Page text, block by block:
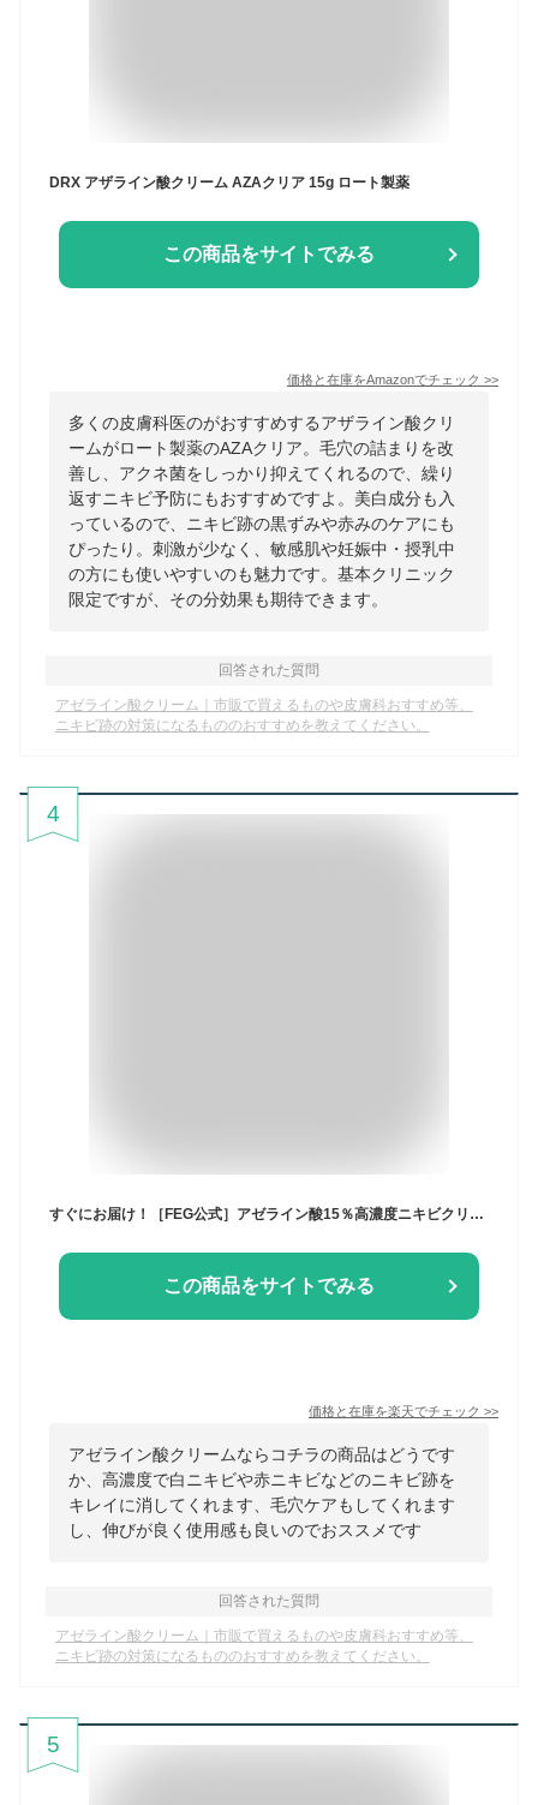
DRX アザライン酸クリーム AZAクリア 15g ロート製薬
この商品をサイトでみる
価格と在庫をAmazonでチェック >>
多くの皮膚科医のがおすすめするアザライン酸クリ
ームがロート製薬のAZAクリア。毛穴の詰まりを改
善し、アクネ菌をしっかり抑えてくれるので、繰り
返すニキビ予防にもおすすめですよ。美白成分も入
っているので、ニキビ跡の黒ずみや赤みのケアにも
ぴったり。刺激が少なく、敏感肌や妊娠中・授乳中
の方にも使いやすいのも魅力です。基本クリニック
限定ですが、その分効果も期待できます。
回答された質問
アゼライン酸クリーム｜市販で買えるものや皮膚科おすすめ等、
ニキビ跡の対策になるもののおすすめを教えてください。
4
すぐにお届け！［FEG公式］アゼライン酸15％高濃度ニキビクリーム 化粧水 美容液 毛穴ケア ニキビ跡 黒ずみ対策 【クリアスキンクリームA】
この商品をサイトでみる
価格と在庫を楽天でチェック >>
アゼライン酸クリームならコチラの商品はどうです
か、高濃度で白ニキビや赤ニキビなどのニキビ跡を
キレイに消してくれます、毛穴ケアもしてくれます
し、伸びが良く使用感も良いのでおススメです
回答された質問
アゼライン酸クリーム｜市販で買えるものや皮膚科おすすめ等、
ニキビ跡の対策になるもののおすすめを教えてください。
5